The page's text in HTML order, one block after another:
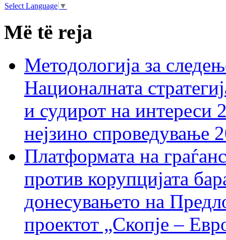
Select Language ▼
Më të reja
Методологија за
Националната
и судирот на интереси
нејзино спроведување
Платформата на
против корупцијата
донесувањето на
проектот „Скопје –